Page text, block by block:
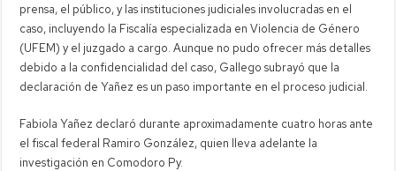
prensa, el público, y las instituciones judiciales involucradas en el
caso, incluyendo la Fiscalía especializada en Violencia de Género
(UFEM) y el juzgado a cargo. Aunque no pudo ofrecer más detalles
debido a la confidencialidad del caso, Gallego subrayó que la
declaración de Yañez es un paso importante en el proceso judicial.
Fabiola Yañez declaró durante aproximadamente cuatro horas ante
el fiscal federal Ramiro González, quien lleva adelante la
investigación en Comodoro Py.